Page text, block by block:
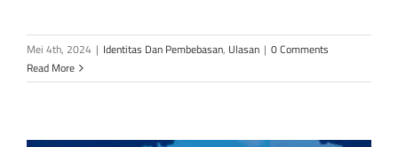
Mei 4th, 2024 | Identitas Dan Pembebasan, Ulasan | 0 Comments
Read More